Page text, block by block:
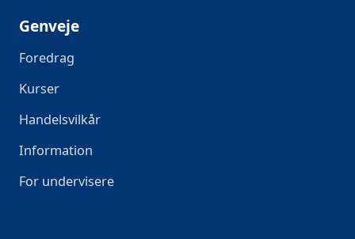
Genveje
Foredrag
Kurser
Handelsvilkår
Information
For undervisere